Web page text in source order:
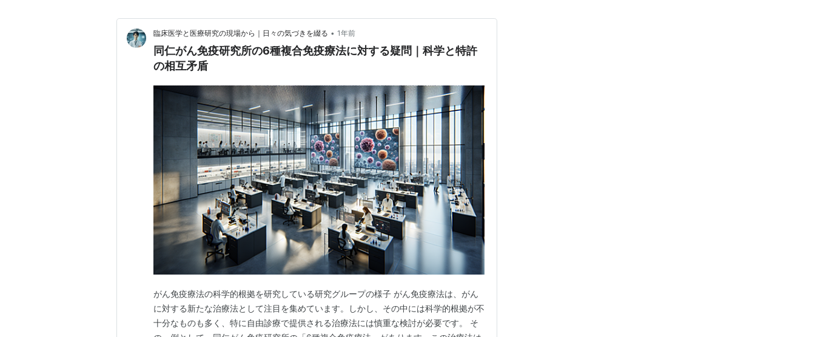
臨床医学と医療研究の現場から｜日々の気づきを綴る • 1年前
同仁がん免疫研究所の6種複合免疫療法に対する疑問｜科学と特許
の相互矛盾
がん免疫療法の科学的根拠を研究している研究グループの様子 がん免疫療法は、がん
に対する新たな治療法として注目を集めています。しかし、その中には科学的根拠が不
十分なものも多く、特に自由診療で提供される治療法には慎重な検討が必要です。 そ